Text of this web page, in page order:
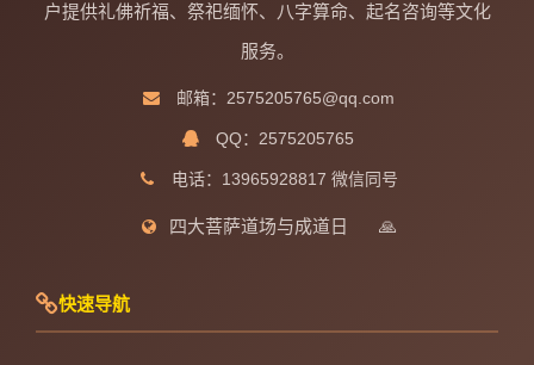
户提供礼佛祈福、祭祀缅怀、八字算命、起名咨询等文化
服务。
邮箱：2575205765@qq.com
QQ：2575205765
电话：13965928817 微信同号
四大菩萨道场与成道日 🙏
快速导航